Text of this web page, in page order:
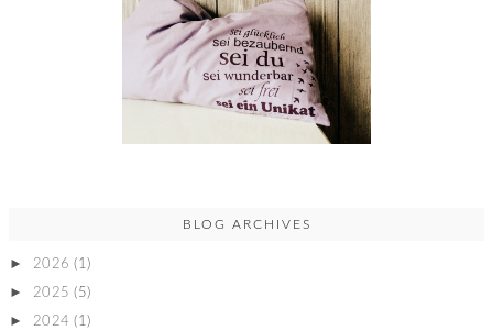
BLOG ARCHIVES
► 2026 (1)
► 2025 (5)
► 2024 (1)